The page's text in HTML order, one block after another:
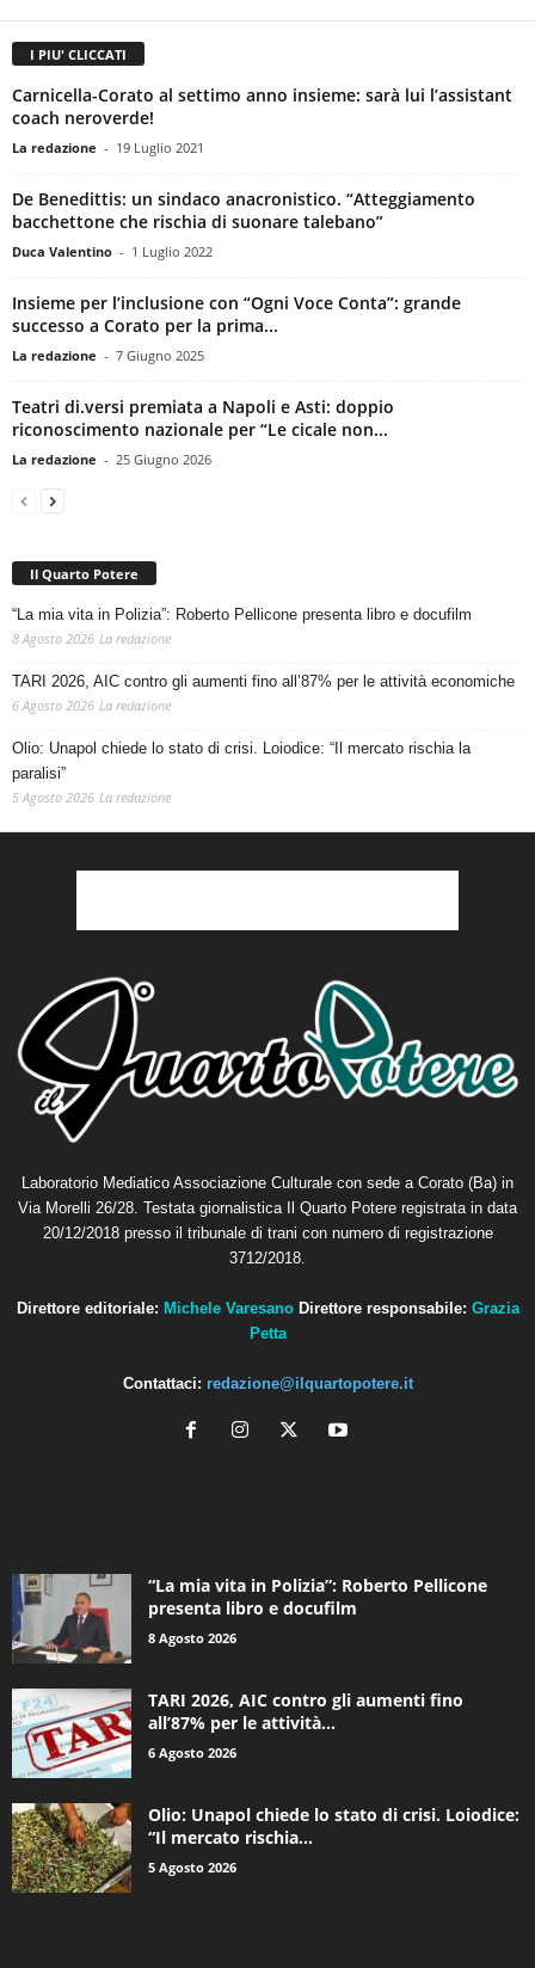
I PIU' CLICCATI
Carnicella-Corato al settimo anno insieme: sarà lui l’assistant
coach neroverde!
La redazione - 19 Luglio 2021
De Benedittis: un sindaco anacronistico. “Atteggiamento
bacchettone che rischia di suonare talebano”
Duca Valentino - 1 Luglio 2022
Insieme per l’inclusione con “Ogni Voce Conta”: grande
successo a Corato per la prima...
La redazione - 7 Giugno 2025
Teatri di.versi premiata a Napoli e Asti: doppio
riconoscimento nazionale per “Le cicale non...
La redazione - 25 Giugno 2026
Il Quarto Potere
“La mia vita in Polizia”: Roberto Pellicone presenta libro e docufilm
8 Agosto 2026 La redazione
TARI 2026, AIC contro gli aumenti fino all’87% per le attività economiche
6 Agosto 2026 La redazione
Olio: Unapol chiede lo stato di crisi. Loiodice: “Il mercato rischia la
paralisi”
5 Agosto 2026 La redazione
Laboratorio Mediatico Associazione Culturale con sede a Corato (Ba) in
Via Morelli 26/28. Testata giornalistica Il Quarto Potere registrata in data
20/12/2018 presso il tribunale di trani con numero di registrazione
3712/2018.
Direttore editoriale: Michele Varesano Direttore responsabile: Grazia
Petta
Contattaci: redazione@ilquartopotere.it
“La mia vita in Polizia”: Roberto Pellicone
presenta libro e docufilm
8 Agosto 2026
TARI 2026, AIC contro gli aumenti fino
all’87% per le attività...
6 Agosto 2026
Olio: Unapol chiede lo stato di crisi. Loiodice:
“Il mercato rischia...
5 Agosto 2026